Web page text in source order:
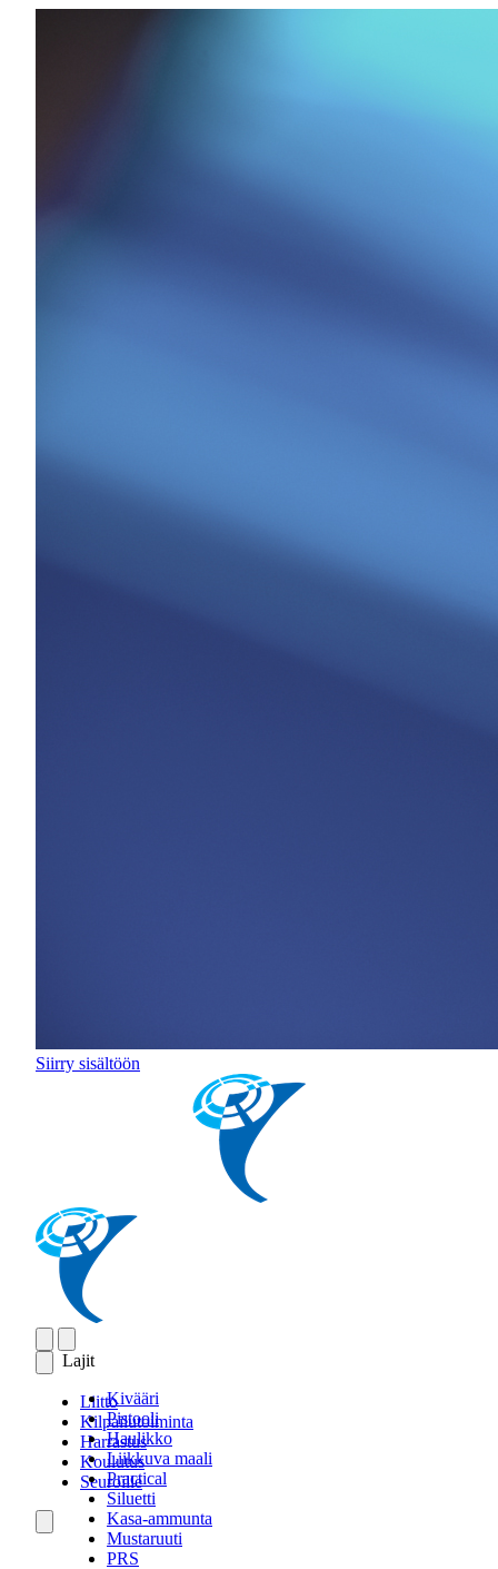
Siirry sisältöön
Lajit
Kivääri
Pistooli
Haulikko
Liikkuva maali
Practical
Siluetti
Kasa-ammunta
Mustaruuti
PRS
Liitto
Kilpailutoiminta
Harrastus
Koulutus
Seuroille